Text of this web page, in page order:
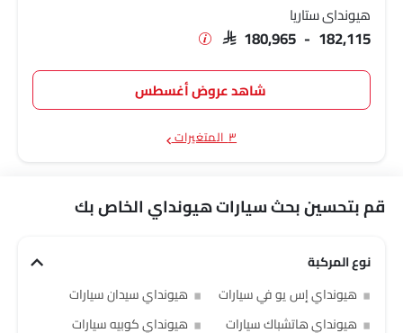
هيونداي ستاريا
SAR 180,965 - 182,115
شاهد عروض أغسطس
٣ المتغيرات
قم بتحسين بحث سيارات هيونداي الخاص بك
نوع المركبة
هيونداي إس يو في سيارات
هيونداي سيدان سيارات
هيونداي هاتشباك سيارات
هيونداي كوبيه سيارات